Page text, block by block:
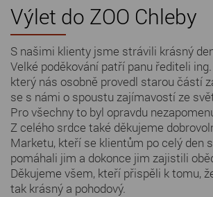
Výlet do ZOO Chleby
S našimi klienty jsme strávili krásný
Velké poděkování patří panu řediteli
který nás osobně provedl starou částí
se s námi o spoustu zajímavostí ze
Pro všechny to byl opravdu
Z celého srdce také děkujeme
Marketu, kteří se klientům po celý den
pomáhali jim a dokonce jim zajistili
Děkujeme všem, kteří přispěli k tomu,
tak krásný a pohodový.